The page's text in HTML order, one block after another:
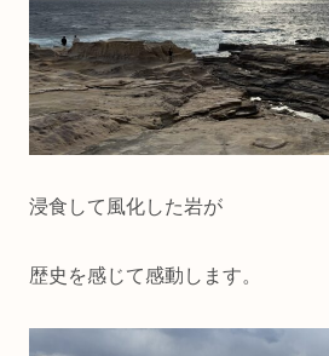
浸食して風化した岩が
歴史を感じて感動します。